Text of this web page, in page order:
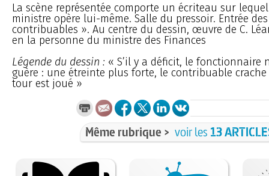
La scène représentée comporte un écriteau sur
ministre opère lui-même. Salle du pressoir. Entrée des
contribuables ». Au centre du dessin, œuvre de C.
en la personne du ministre des Finances
Légende du dessin : « S’il y a déficit, le fonctionnaire
guère : une étreinte plus forte, le contribuable
tour est joué »
Même rubrique > voir les 13